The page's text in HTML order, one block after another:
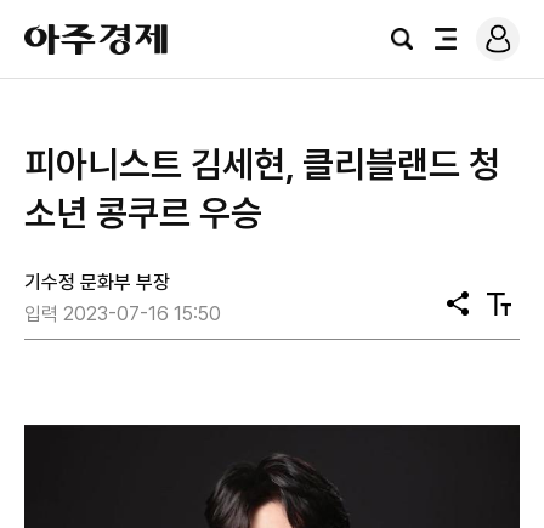
아
주
경
검
전
로
그
​피아니스트 김세현, 클리블랜드 청
소년 콩쿠르 우승
기수정 문화부 부장
입력 2023-07-16 15:50
공
유
텍
스